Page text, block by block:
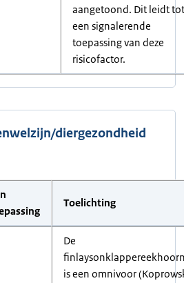
aangetoond. Dit leidt tot
een signalerende
toepassing van deze
risicofactor.
diergezondheid
Toelichting
De
is een omnivoor